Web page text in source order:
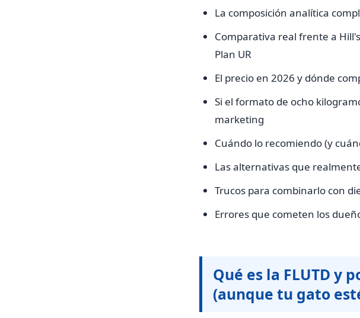
La composición analítica
Comparativa real frente a
Plan UR
El precio en 2026 y dónde
Si el formato de ocho
marketing
Cuándo lo recomiendo (y
Las alternativas que
Trucos para combinarlo con
Errores que cometen los
Qué es la FLUTD y
(aunque tu gato